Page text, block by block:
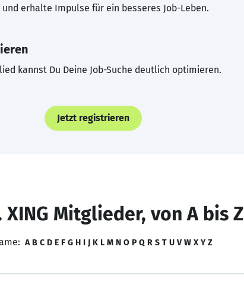
erhalte Impulse für ein besseres Job-Leben.
kannst Du Deine Job-Suche deutlich optimieren.
Jetzt registrieren
XING Mitglieder, von A bis Z
A B C D E F G H I J K L M N O P Q R S T U V W X Y Z